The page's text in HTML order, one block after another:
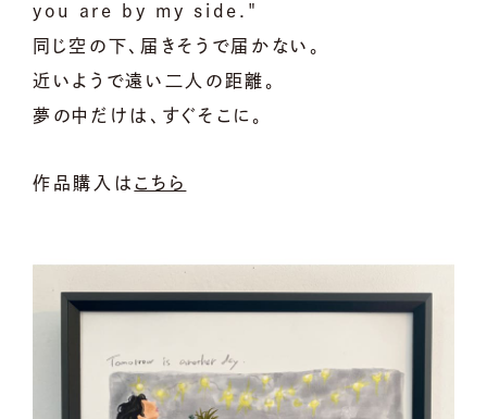
you are by my side."
同じ空の下、届きそうで届かない。
近いようで遠い⼆人の距離。
夢の中だけは、すぐそこに。
作品購入は こちら